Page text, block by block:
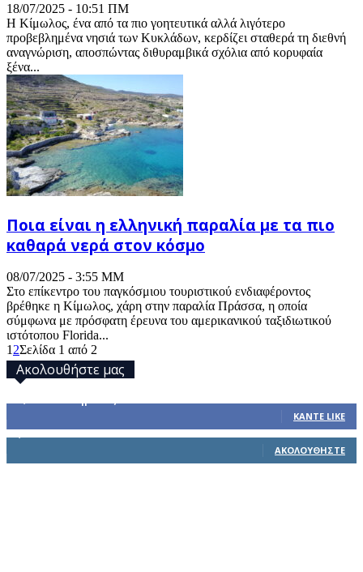
18/07/2025 - 10:51 ΠΜ
Η Κίμωλος, ένα από τα πιο γοητευτικά αλλά λιγότερο
προβεβλημένα νησιά των Κυκλάδων, κερδίζει σταθερά τη διεθνή
αναγνώριση, αποσπώντας διθυραμβικά σχόλια από κορυφαία
ξένα...
Ποια είναι η ελληνική παραλία με τα πιο
καθαρά νερά στον κόσμο
08/07/2025 - 3:55 ΜΜ
Στο επίκεντρο του παγκόσμιου τουριστικού ενδιαφέροντος
βρέθηκε η Κίμωλος, χάρη στην παραλία Πράσσα, η οποία
σύμφωνα με πρόσφατη έρευνα του αμερικανικού ταξιδιωτικού
ιστότοπου Florida...
1 2Σελίδα 1 από 2
Ακολουθήστε μας
ΚΆΝΤΕ LIKE
ΑΚΟΛΟΥΘΉΣΤΕ